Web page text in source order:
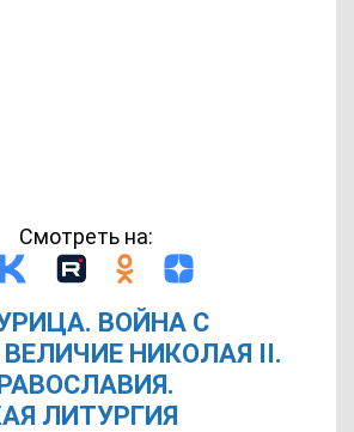
Смотреть на:
ВОЙНА С
НИКОЛАЯ II.
ЛИТУРГИЯ